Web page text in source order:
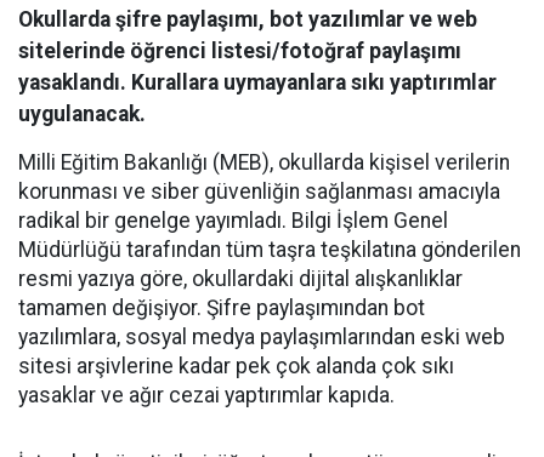
Okullarda şifre paylaşımı, bot yazılımlar ve web
sitelerinde öğrenci listesi/fotoğraf paylaşımı
yasaklandı. Kurallara uymayanlara sıkı yaptırımlar
uygulanacak.
Milli Eğitim Bakanlığı (MEB), okullarda kişisel verilerin
korunması ve siber güvenliğin sağlanması amacıyla
radikal bir genelge yayımladı. Bilgi İşlem Genel
Müdürlüğü tarafından tüm taşra teşkilatına gönderilen
resmi yazıya göre, okullardaki dijital alışkanlıklar
tamamen değişiyor. Şifre paylaşımından bot
yazılımlara, sosyal medya paylaşımlarından eski web
sitesi arşivlerine kadar pek çok alanda çok sıkı
yasaklar ve ağır cezai yaptırımlar kapıda.